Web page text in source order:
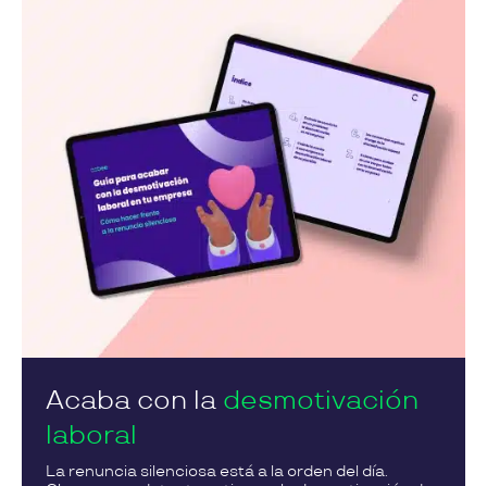
Acaba con la desmotivación
laboral
La renuncia silenciosa está a la orden del día.